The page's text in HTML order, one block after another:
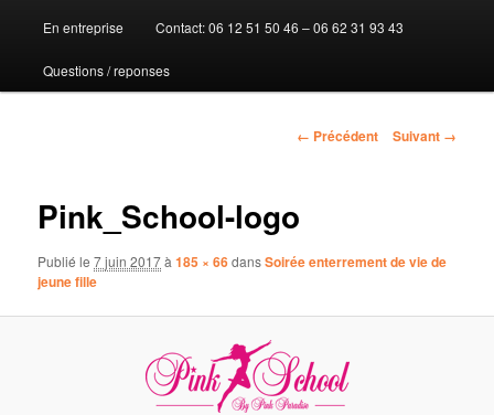
au
contenu
En entreprise Contact: 06 12 51 50 46 – 06 62 31 93 43
Questions / reponses
Navigation
← Précédent Suivant →
Pink_School-logo
Publié le7 juin 2017à185 × 66dansSoirée enterrement de vie de
jeune fille